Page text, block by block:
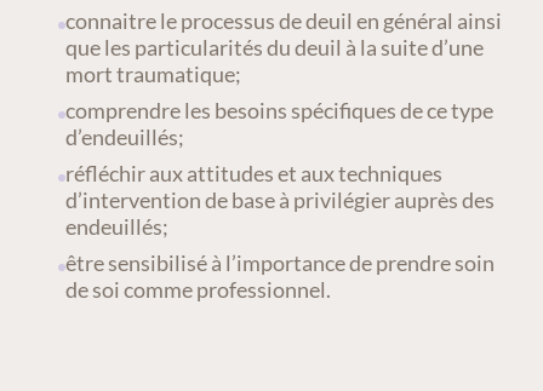
connaitre le processus de deuil en général ainsi
que les particularités du deuil à la suite d’une
mort traumatique;
comprendre les besoins spécifiques de ce type
d’endeuillés;
réfléchir aux attitudes et aux techniques
d’intervention de base à privilégier auprès des
endeuillés;
être sensibilisé à l’importance de prendre soin
de soi comme professionnel.